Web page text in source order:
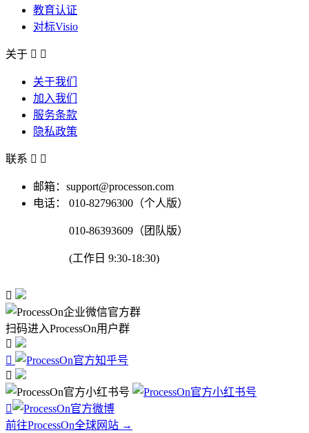
教育认证
对标Visio
关于  
关于我们
加入我们
服务条款
隐私政策
联系  
邮箱：support@processon.com
电话：
010-82796300（个人版）
010-86393609（团队版）
(工作日 9:30-18:30)

扫码进入ProcessOn用户群




前往ProcessOn全球网站 →